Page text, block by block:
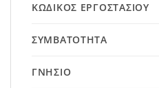
ΚΩΔΙΚΌΣ ΕΡΓΟΣΤΑΣΊΟΥ
ΣΥΜΒΑΤΌΤΗΤΑ
ΓΝΉΣΙΟ